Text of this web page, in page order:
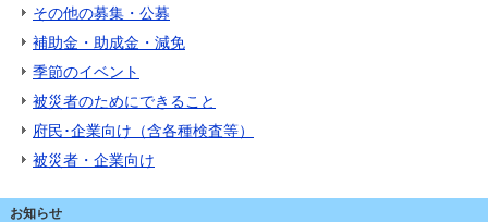
その他の募集・公募
補助金・助成金・減免
季節のイベント
被災者のためにできること
府民･企業向け（含各種検査等）
被災者・企業向け
お知らせ